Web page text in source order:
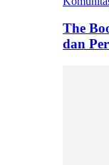
The
dan